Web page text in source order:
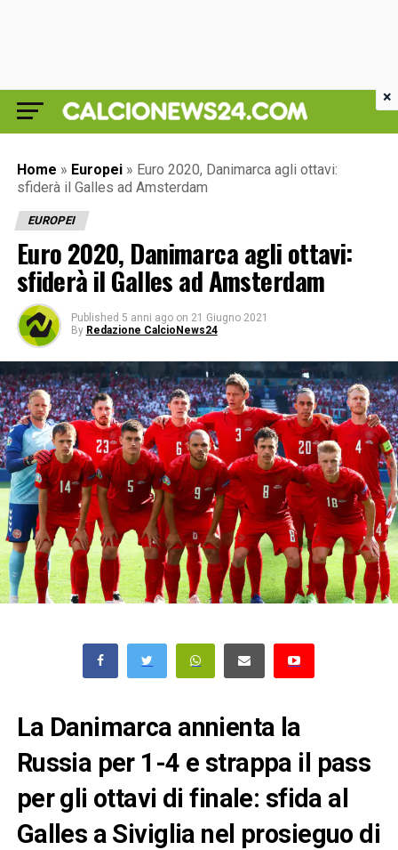
Home » Europei » Euro 2020, Danimarca agli ottavi:
sfiderà il Galles ad Amsterdam
EUROPEI
Euro 2020, Danimarca agli ottavi:
sfiderà il Galles ad Amsterdam
Published 5 anni ago on 21 Giugno 2021
By Redazione CalcioNews24
La Danimarca annienta la
Russia per 1-4 e strappa il pass
per gli ottavi di finale: sfida al
Galles a Siviglia nel prosieguo di
×